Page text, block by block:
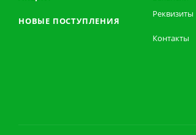
НОВЫЕ ПОСТУПЛЕНИЯ
Реквизиты
Контакты